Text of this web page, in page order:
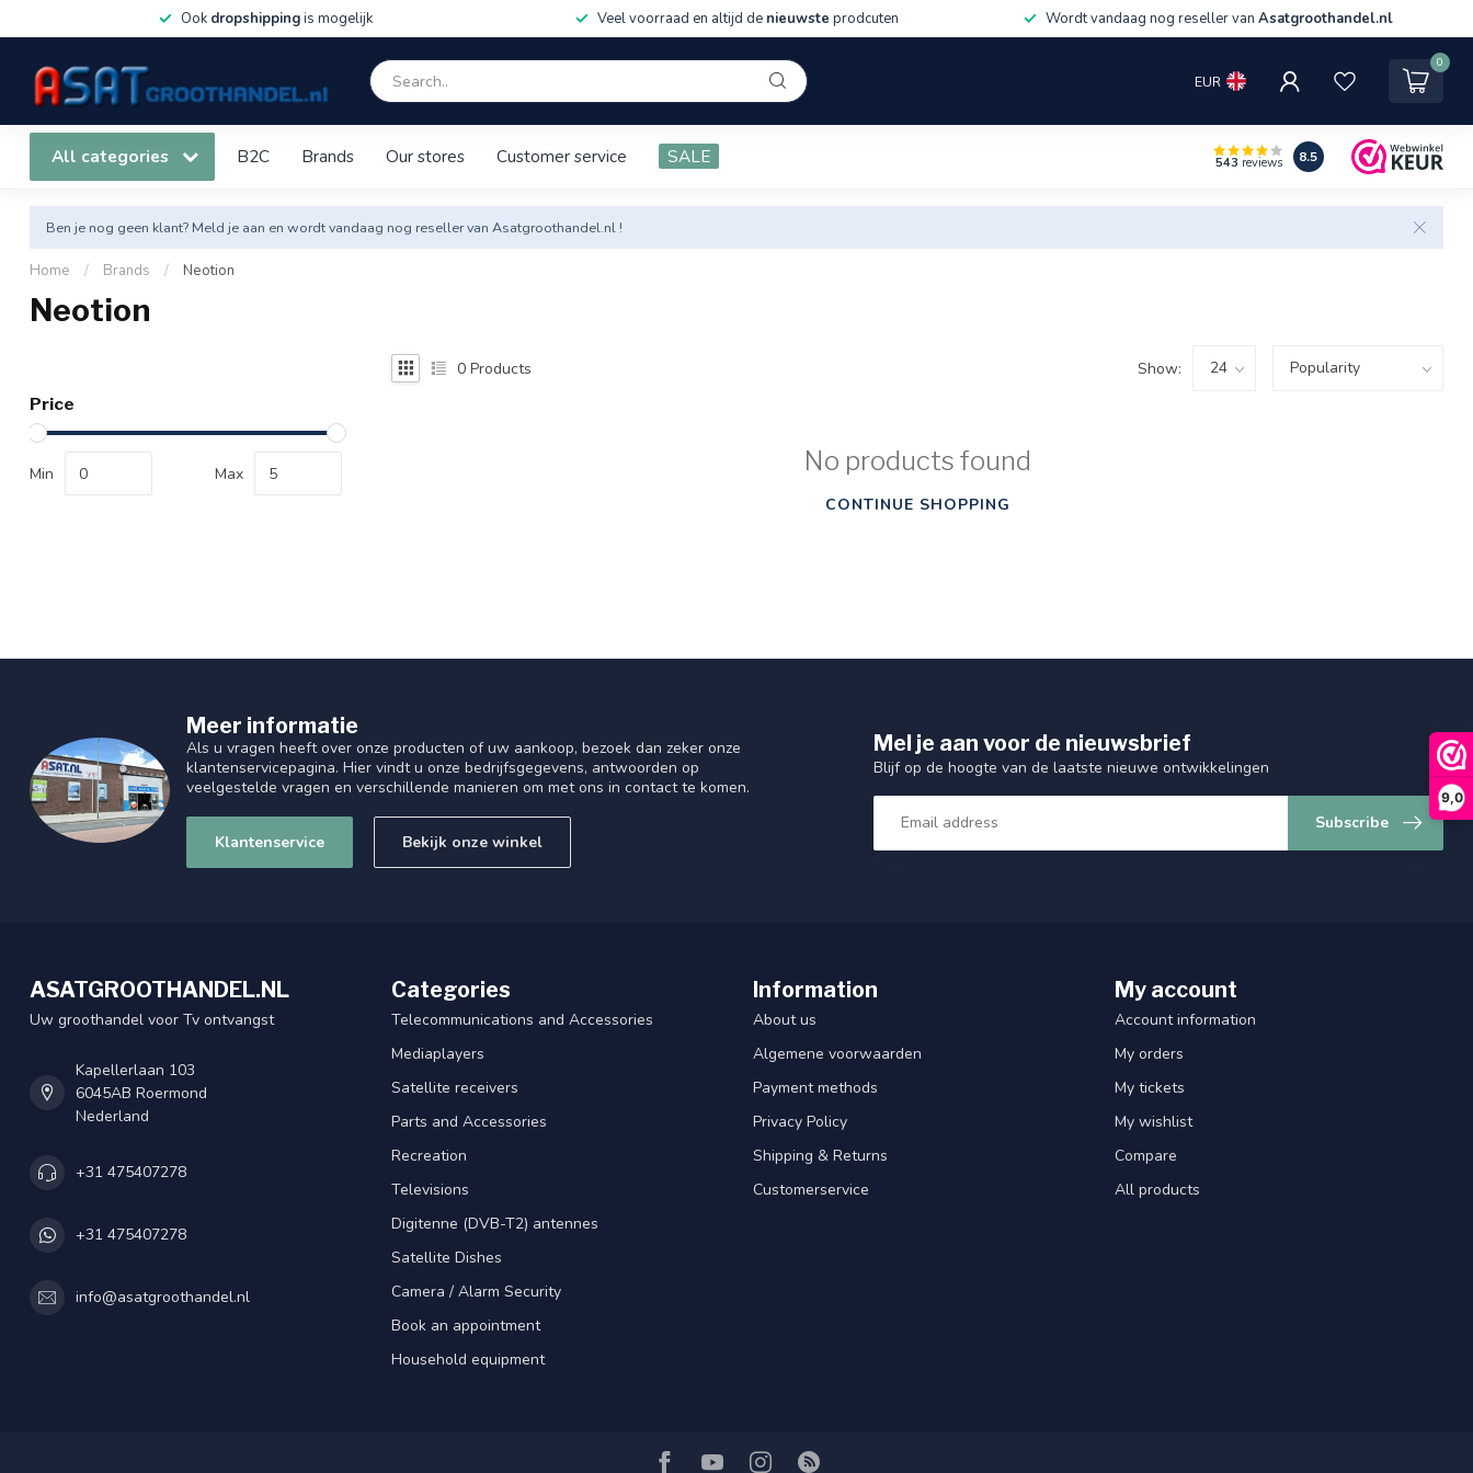
9,0
Ook dropshippingis mogelijk Veel voorraad en altijd de nieuwste prodcuten Wordt vandaag nog reseller van Asatgroothandel.nl
EUR
0
All categories B2C Brands Our stores Customer service SALE 543 reviews 8.5
Ben je nog geen klant? Meld je aan en wordt vandaag nog reseller van Asatgroothandel.nl !
Home / Brands / Neotion
Neotion
Price
Min Max
0 Products Show:
No products found
CONTINUE SHOPPING
Meer informatie
Als u vragen heeft over onze producten of uw aankoop, bezoek dan zeker onze
klantenservicepagina. Hier vindt u onze bedrijfsgegevens, antwoorden op
veelgestelde vragen en verschillende manieren om met ons in contact te komen.
Klantenservice Bekijk onze winkel
Mel je aan voor de nieuwsbrief
Blijf op de hoogte van de laatste nieuwe ontwikkelingen
Subscribe
ASATGROOTHANDEL.NL
Uw groothandel voor Tv ontvangst
Kapellerlaan 103
6045AB Roermond
Nederland
+31 475407278
+31 475407278
info@asatgroothandel.nl
Categories
Telecommunications and Accessories
Mediaplayers
Satellite receivers
Parts and Accessories
Recreation
Televisions
Digitenne (DVB-T2) antennes
Satellite Dishes
Camera / Alarm Security
Book an appointment
Household equipment
Information
About us
Algemene voorwaarden
Payment methods
Privacy Policy
Shipping & Returns
Customerservice
My account
Account information
My orders
My tickets
My wishlist
Compare
All products